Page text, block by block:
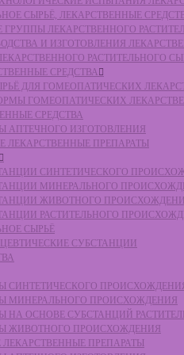
СЫРЬЁ, ЛЕКАРСТВЕННЫЕ
ГРУППЫ ЛЕКАРСТВЕННОГО
И ИЗГОТОВЛЕНИЯ
РАСТИТЕЛЬНОГО
СРЕДСТВА
ДЛЯ ГОМЕОПАТИЧЕСКИХ
ГОМЕОПАТИЧЕСКИХ
СРЕДСТВА
АПТЕЧНОГО ИЗГОТОВЛЕНИЯ
ЛЕКАРСТВЕННЫЕ ПРЕПАРАТЫ
СИНТЕТИЧЕСКОГО
МИНЕРАЛЬНОГО
ЖИВОТНОГО
РАСТИТЕЛЬНОГО
СЫРЬЁ
СУБСТАНЦИИ
СИНТЕТИЧЕСКОГО
МИНЕРАЛЬНОГО ПРОИСХОЖДЕНИЯ
НА ОСНОВЕ СУБСТАНЦИЙ
ЖИВОТНОГО ПРОИСХОЖДЕНИЯ
ПРЕПАРАТЫ